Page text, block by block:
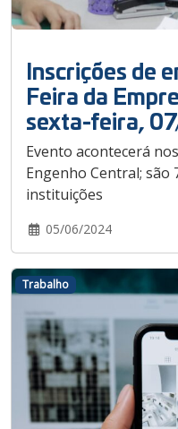
Inscrições de
Feira da
sexta-feira,
Evento acontecerá
Engenho Central; são
instituições
05/06/2024
Trabalho